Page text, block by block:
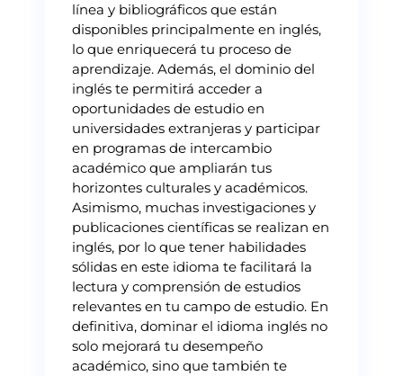
línea y bibliográficos que están
disponibles principalmente en inglés,
lo que enriquecerá tu proceso de
aprendizaje. Además, el dominio del
inglés te permitirá acceder a
oportunidades de estudio en
universidades extranjeras y participar
en programas de intercambio
académico que ampliarán tus
horizontes culturales y académicos.
Asimismo, muchas investigaciones y
publicaciones científicas se realizan en
inglés, por lo que tener habilidades
sólidas en este idioma te facilitará la
lectura y comprensión de estudios
relevantes en tu campo de estudio. En
definitiva, dominar el idioma inglés no
solo mejorará tu desempeño
académico, sino que también te